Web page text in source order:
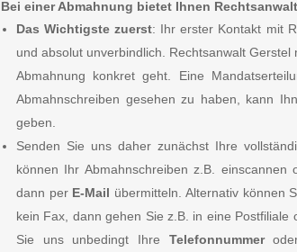
Bei einer Abmahnung bietet Ihnen
Das Wichtigste zuerst: Ihr erster Kontakt mit
und absolut unverbindlich. Rechtsanwalt Gerstel
Abmahnung konkret geht. Eine
Abmahnschreiben gesehen zu haben, kann
geben.
Senden Sie uns daher zunächst Ihre
können Ihr Abmahnschreiben z.B.
dann per E-Mail übermitteln. Alternativ können
kein Fax, dann gehen Sie z.B. in eine
Sie uns unbedingt Ihre Telefonnummer